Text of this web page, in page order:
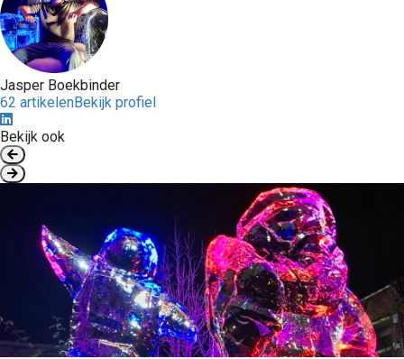
Jasper Boekbinder
62 artikelenBekijk profiel
Bekijk ook